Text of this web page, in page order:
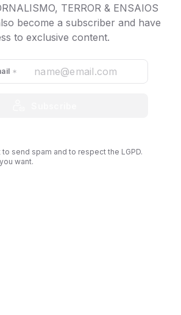
TERROR & ENSAIOS
become a subscriber and have
to exclusive content.
send spam and to respect the LGPD.
want.